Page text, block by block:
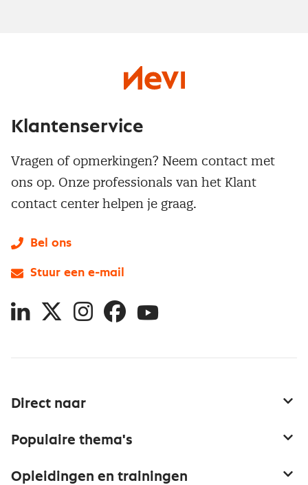
Direct naar
Netwerk en communities
Populaire thema's
Opleidingen en trainingen
Klantenservice
Vragen of opmerkingen? Neem contact met
ons op. Onze professionals van het Klant
contact center helpen je graag.
Bel ons
Stuur een e-mail
LinkedIn
X InstagramFacebookYouTube